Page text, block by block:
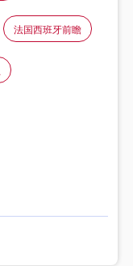
法国西班牙前瞻